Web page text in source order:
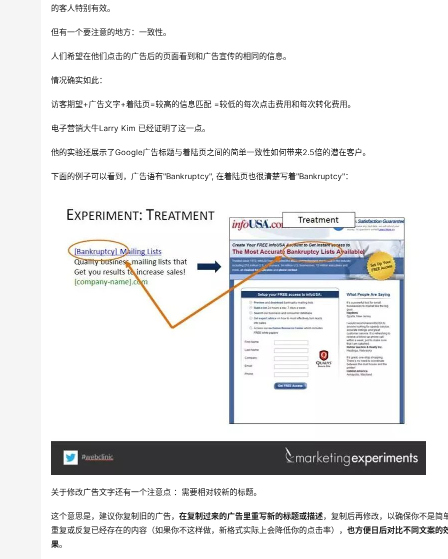
的客人特别有效。
但有一个要注意的地方：一致性。
人们希望在他们点击的广告后的页面看到和广告宣传的相同的信息。
情况确实如此：
访客期望+广告文字+着陆页=较高的信息匹配 =较低的每次点击费用和每次转化费用。
电子营销大牛Larry Kim 已经证明了这一点。
他的实验还展示了Google广告标题与着陆页之间的简单一致性如何带来2.5倍的潜在客户。
下面的例子可以看到，广告语有"Bankruptcy", 在着陆页也很清楚写着"Bankruptcy"：
关于修改广告文字还有一个注意点 ：需要相对较新的标题。
这个意思是，建议你复制旧的广告， 在复制过来的广告里重写新的标题或描述，复制后再修改，以确保你不是简
重复或反复已经存在的内容（如果你不这样做，新格式实际上会降低你的点击率）， 也方便日后对比不同文案的
果。